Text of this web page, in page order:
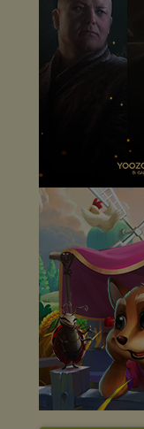
Pełną informację na
http://chomikuj.pl/